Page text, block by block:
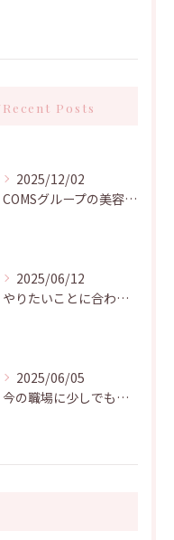
Recent Posts
2025/12/02
COMSグループの美容師求人｜2026年募集
2025/06/12
やりたいことに合わせて選べる！キャリアが積める美容院はコムズグループへ！
2025/06/05
今の職場に少しでも不安を持たれている方、必見！[名古屋美容師求人]